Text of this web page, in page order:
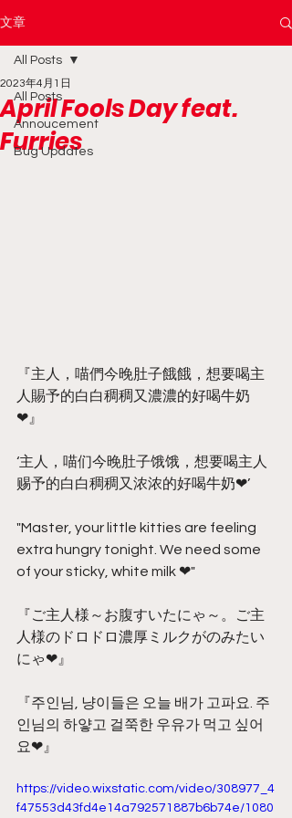
文章
All Posts
Annoucement
Bug Updates
All Posts
April Fools Day feat.
Furries
2023年4月1日
『主人，喵們今晚肚子餓餓，想要喝主
人賜予的白白稠稠又濃濃的好喝牛奶
❤』
‘主人，喵们今晚肚子饿饿，想要喝主人
赐予的白白稠稠又浓浓的好喝牛奶❤’
"Master, your little kitties are feeling
extra hungry tonight. We need some
of your sticky, white milk ❤"
『ご主人様～お腹すいたにゃ～。ご主
人様のドロドロ濃厚ミルクがのみたい
にゃ❤』
『주인님, 냥이들은 오늘 배가 고파요. 주
인님의 하얗고 걸쭉한 우유가 먹고 싶어
요❤』
https://video.wixstatic.com/video/308977_4
f47553d43fd4e14a792571887b6b74e/1080